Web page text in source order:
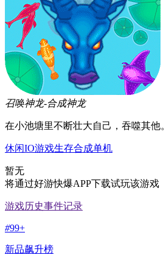
召唤神龙-合成神龙
在小池塘里不断壮大自己，吞噬其他。
休闲IO游戏生存合成单机
暂无
将通过好游快爆APP下载试玩该游戏
游戏历史事件记录
#99+
新品飙升榜